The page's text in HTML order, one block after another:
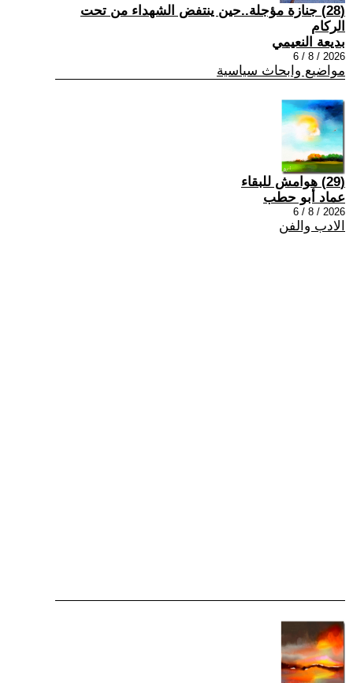
(28) جنازة مؤجلة..حين ينتفض الشهداء من تحت
الركام
بديعة النعيمي
2026 / 8 / 6
مواضيع وابحاث سياسية
(29) هوامش للبقاء
عماد أبو حطب
2026 / 8 / 6
الادب والفن